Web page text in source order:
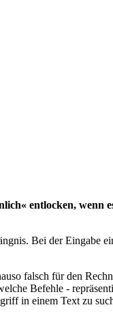
entlocken, wenn
Bei der Eingabe
falsch für den
Befehle -
in einem Text zu